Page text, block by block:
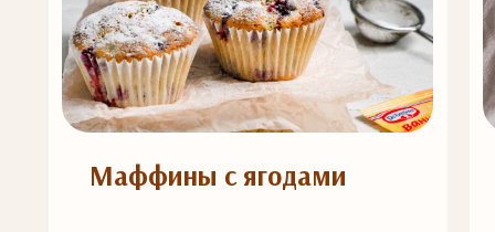
Маффины с ягодами